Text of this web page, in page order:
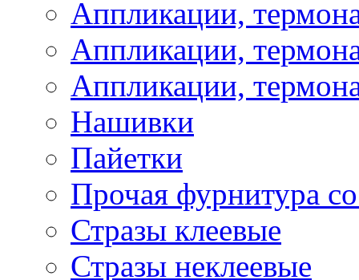
Аппликации,
Аппликации,
Аппликации,
Нашивки
Пайетки
Прочая фурнитура
Стразы клеевые
Стразы неклеевые